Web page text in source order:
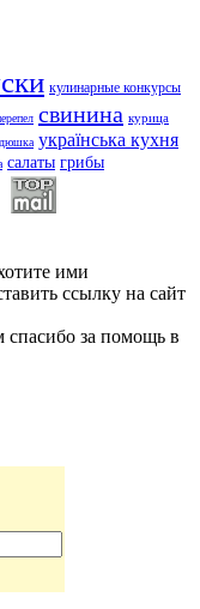
кулинарные конкурсы
свинина курица
українська кухня
салаты грибы
ими
ссылку на сайт
за помощь в